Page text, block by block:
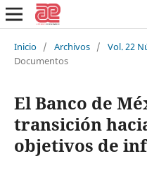
Inicio / Archivos / Vol. 22
Documentos
El Banco de
transición
objetivos de